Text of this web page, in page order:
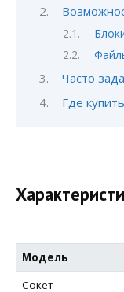
Часто
Где купить
Модель
Сокет